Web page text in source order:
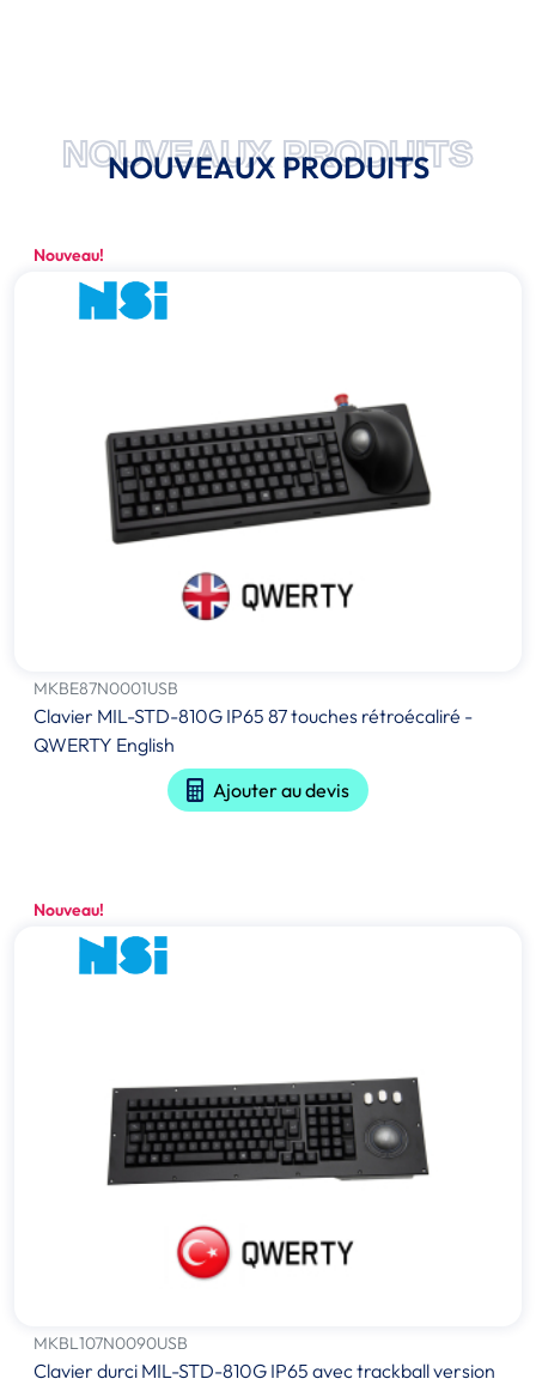
NOUVEAUX PRODUITS
NOUVEAUX PRODUITS
Nouveau!
MKBE87N0001USB
Clavier MIL-STD-810G IP65 87 touches rétroécaliré -
QWERTY English
Ajouter au devis
Nouveau!
MKBL107N0090USB
Clavier durci MIL-STD-810G IP65 avec trackball version